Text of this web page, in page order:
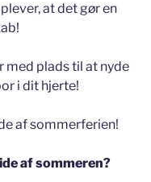
at det gør en
med plads til at nyde
i dit hjerte!
af sommerferien!
af sommeren?